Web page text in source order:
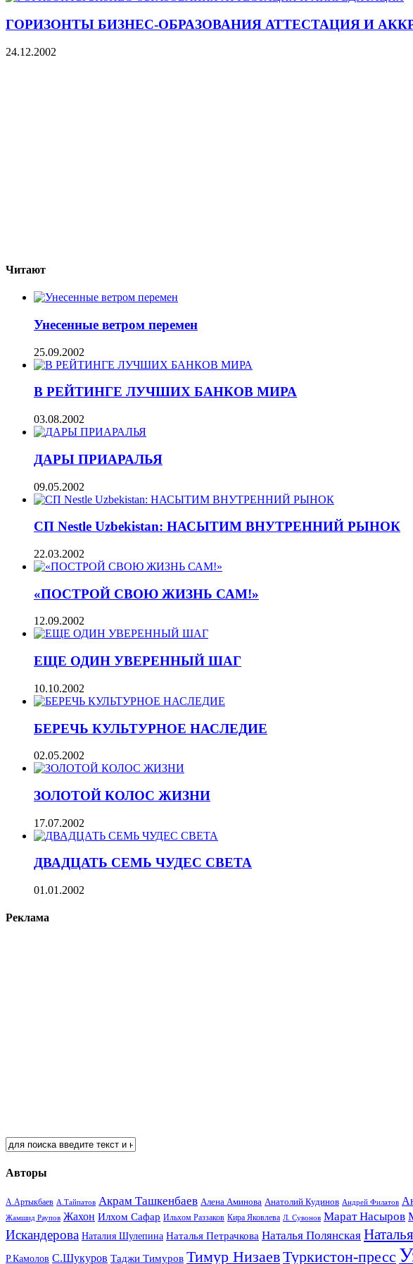
ГОРИЗОНТЫ БИЗНЕС-ОБРАЗОВАНИЯ АТТЕСТАЦИЯ И
24.12.2002
Читают
Унесенные ветром перемен
25.09.2002
В РЕЙТИНГЕ ЛУЧШИХ БАНКОВ МИРА
03.08.2002
ДАРЫ ПРИАРАЛЬЯ
09.05.2002
СП Nestle Uzbekistan: НАСЫТИМ ВНУТРЕННИЙ РЫНОК
22.03.2002
«ПОСТРОЙ СВОЮ ЖИЗНЬ САМ!»
12.09.2002
ЕЩЕ ОДИН УВЕРЕННЫЙ ШАГ
10.10.2002
БЕРЕЧЬ КУЛЬТУРНОЕ НАСЛЕДИЕ
02.05.2002
ЗОЛОТОЙ КОЛОС ЖИЗНИ
17.07.2002
ДВАДЦАТЬ СЕМЬ ЧУДЕС СВЕТА
01.01.2002
Реклама
Авторы
А.Артыкбаев А.Тайпатов Акрам Ташкенбаев Алена Аминова Анатолий Кудинов Андрей Филатов
Жамшид Раупов Жахон Илхом Сафар Ильхом Раззаков Кира Яковлева Л. Сувонов Марат Насыров
Искандерова Наталия Шулепина Наталья Петрачкова Наталья Полянская
Р.Камолов С.Шукуров Таджи Тимуров Тимур НизаевТуркистон-пресс